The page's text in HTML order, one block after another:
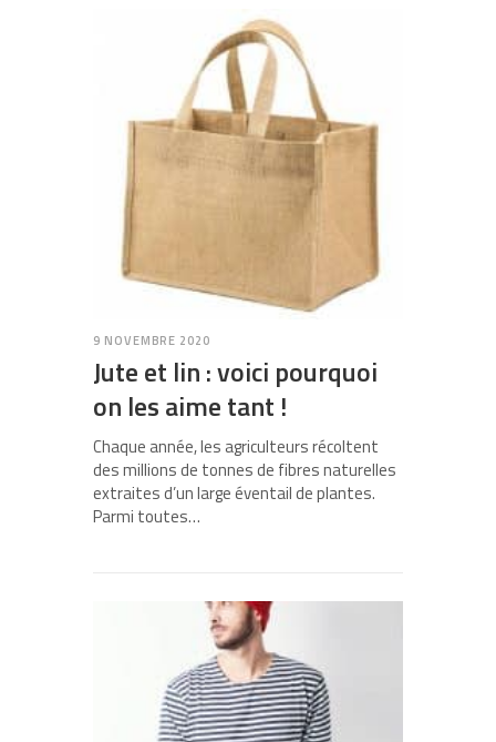
9 NOVEMBRE 2020
Jute et lin : voici pourquoi
on les aime tant !
Chaque année, les agriculteurs récoltent
des millions de tonnes de fibres naturelles
extraites d’un large éventail de plantes.
Parmi toutes…